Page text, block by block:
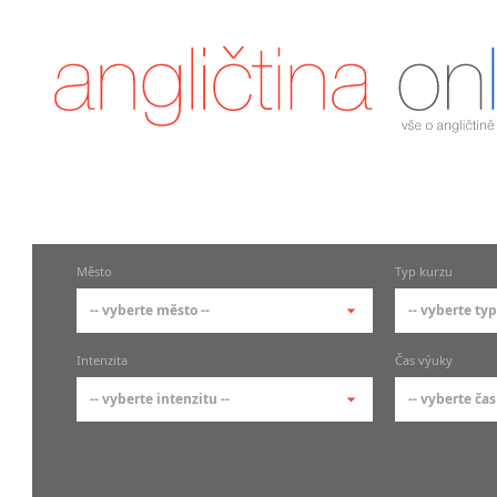
Město
-- vyberte město --
-- vyberte město --
pražské městské části
Typ kurzu
-- vyberte
-- vyberte
Intenzita
-- vyberte intenzitu --
Čas výuky
-- vyberte